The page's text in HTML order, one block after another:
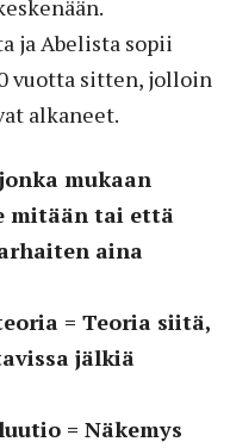
ja Abelista sopii
vuotta sitten, jolloin
alkaneet.
mukaan
mitään tai että
aina
= Teoria siitä,
jälkiä
= Näkemys